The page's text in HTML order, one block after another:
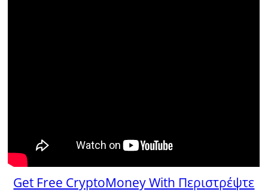
Get Free CryptoMoney With Περιστρέψτε